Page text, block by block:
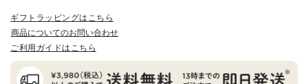
ギフトラッピングはこちら
商品についてのお問い合わせ
ご利用ガイドはこちら